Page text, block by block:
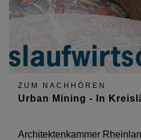
ZUM NACHHÖREN
Urban Mining - In
Architektenkammer